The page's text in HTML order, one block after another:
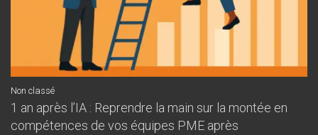
Non classé
1 an après l’IA : Reprendre la main sur la montée en
compétences de vos équipes PME après